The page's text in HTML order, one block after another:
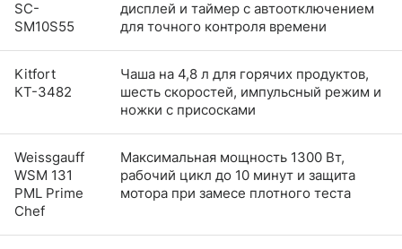
SC-
SM10S55
дисплей и таймер с автоотключением
для точного контроля времени
Kitfort
КТ-3482
Чаша на 4,8 л для горячих продуктов,
шесть скоростей, импульсный режим и
ножки с присосками
Weissgauff
WSM 131
PML Prime
Chef
Максимальная мощность 1300 Вт,
рабочий цикл до 10 минут и защита
мотора при замесе плотного теста